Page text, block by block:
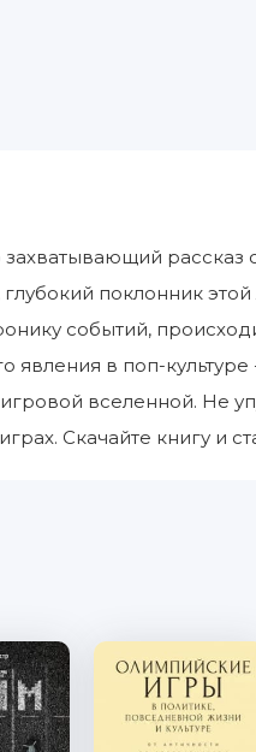
рассказ
поклонник
событий,
явления в поп-
вселенной. Не
Скачайте книгу и